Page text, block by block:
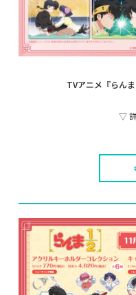
TVアニメ『らん
▽